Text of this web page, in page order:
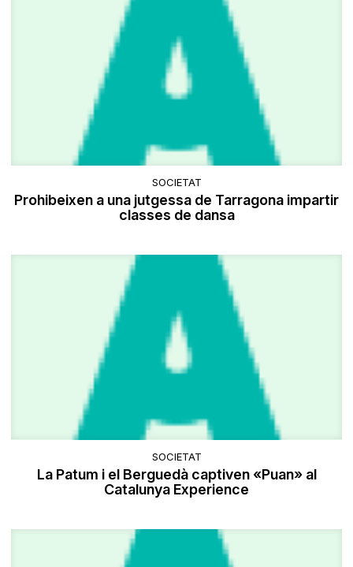
SOCIETAT
Prohibeixen a una jutgessa de Tarragona impartir
classes de dansa
SOCIETAT
La Patum i el Berguedà captiven «Puan» al
Catalunya Experience